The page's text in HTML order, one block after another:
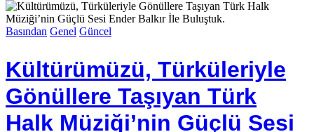
Basından Genel Güncel
Kültürümüzü, Türküleriyle
Gönüllere Taşıyan Türk
Halk Müziği’nin Güçlü Sesi